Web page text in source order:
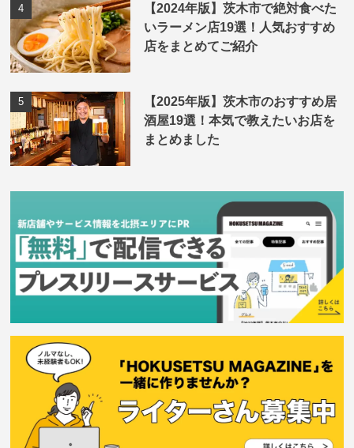
【2024年版】茨木市で絶対食べた
いラーメン店19選！人気おすすめ
店をまとめてご紹介
【2025年版】茨木市のおすすめ居
酒屋19選！本気で教えたいお店を
まとめました